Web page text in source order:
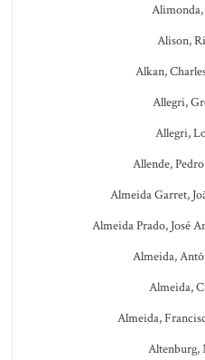
Alison,
Alkan,
Allegri,
Allegri,
Allende,
Almeida Garret,
Almeida Prado, José
Almeida,
Almeida,
Almeida,
Altenburg,